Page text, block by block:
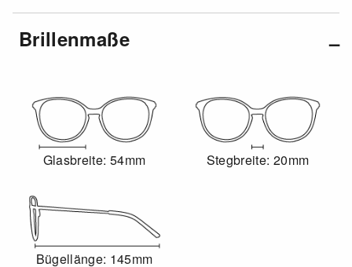
Brillenmaße
Glasbreite: 54mm Stegbreite: 20mm
Bügellänge: 145mm